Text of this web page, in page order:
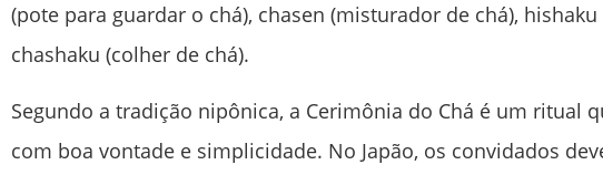
(pote para guardar o chá), chasen (misturador de chá),
chashaku (colher de chá).
Segundo a tradição nipônica, a Cerimônia do Chá é um ritual
com boa vontade e simplicidade. No Japão, os convidados